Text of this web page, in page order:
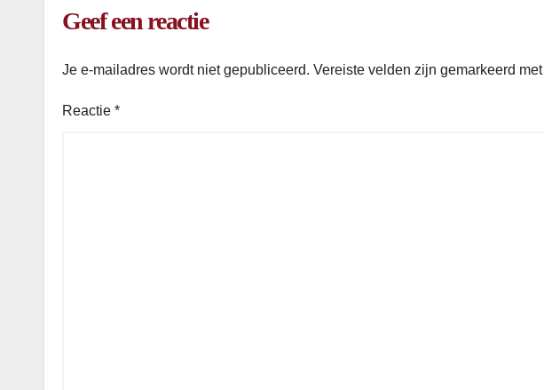
Geef een reactie
Je e-mailadres wordt niet gepubliceerd. Vereiste velden zijn gemarkeerd met
Reactie *